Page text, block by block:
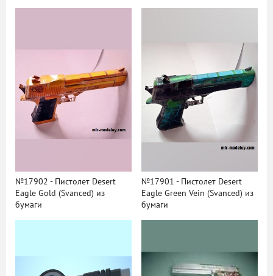
№17902 - Пистолет Desert
Eagle Gold (Svanced) из
бумаги
№17901 - Пистолет Desert
Eagle Green Vein (Svanced) из
бумаги